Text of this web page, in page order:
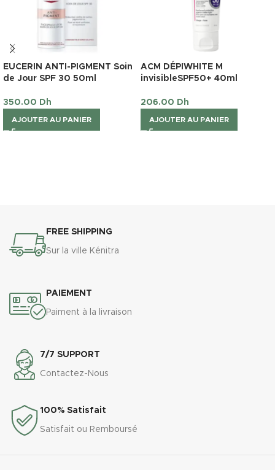
EUCERIN ANTI-PIGMENT Soin
de Jour SPF 30 50ml
350.00 Dh
AJOUTER AU PANIER
ACM DÉPIWHITE M
invisibleSPF50+ 40ml
206.00 Dh
AJOUTER AU PANIER
FREE SHIPPING
Sur la ville Kénitra
PAIEMENT
Paiment à la livraison
7/7 SUPPORT
Contactez-Nous
100% Satisfait
Satisfait ou Remboursé